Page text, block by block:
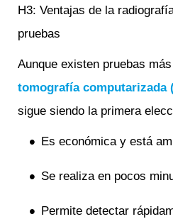
H3: Ventajas de la
pruebas
Aunque existen pruebas
tomografía computarizada
sigue siendo la primera
Es económica y está
Se realiza en pocos
Permite detectar